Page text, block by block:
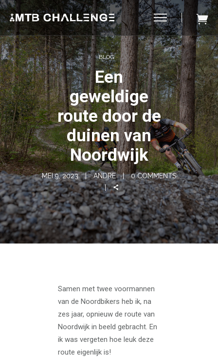
BLOG
Een
geweldige
route door de
duinen van
Noordwijk
MEI 9, 2023 ANDRE 0 COMMENTS
Samen met twee voormannen
van de Noordbikers heb ik, na
zes jaar, opnieuw de route van
Noordwijk in beeld gebracht. En
ik was vergeten hoe leuk deze
route eigenlijk is!